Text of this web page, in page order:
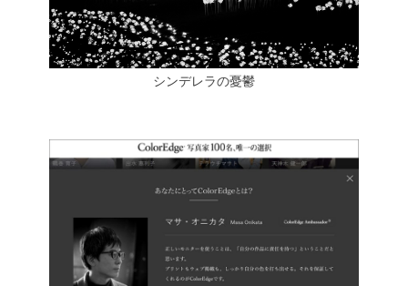
シンデレラの憂鬱